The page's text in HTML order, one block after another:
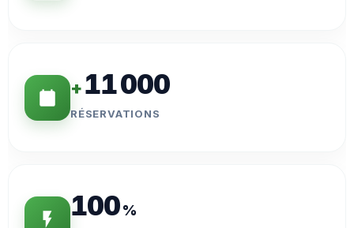
+11 000
RÉSERVATIONS
100%